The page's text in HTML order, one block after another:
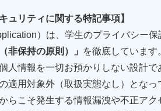
ュリティに関する特記事項】
）は、学生のプライバシー保
非保持の原則）」
を徹底しています
人情報を一切お預かりしない設計
適用対象外（取扱実態なし）となっ
らこそ発生する情報漏洩や不正ア